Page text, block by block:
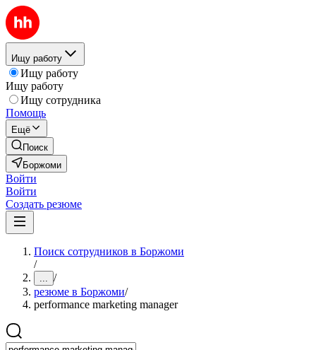
Ищу работу
Ищу работу
Ищу работу
Ищу сотрудника
Помощь
Ещё
Поиск
Боржоми
Войти
Войти
Создать резюме
Поиск сотрудников в Боржоми
/
... /
резюме в Боржоми/
performance marketing manager